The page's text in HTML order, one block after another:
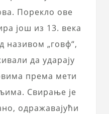
Порекло ове
још из 13. века
називом „говф“,
да ударају
према мети
Свирање је
одражавајући